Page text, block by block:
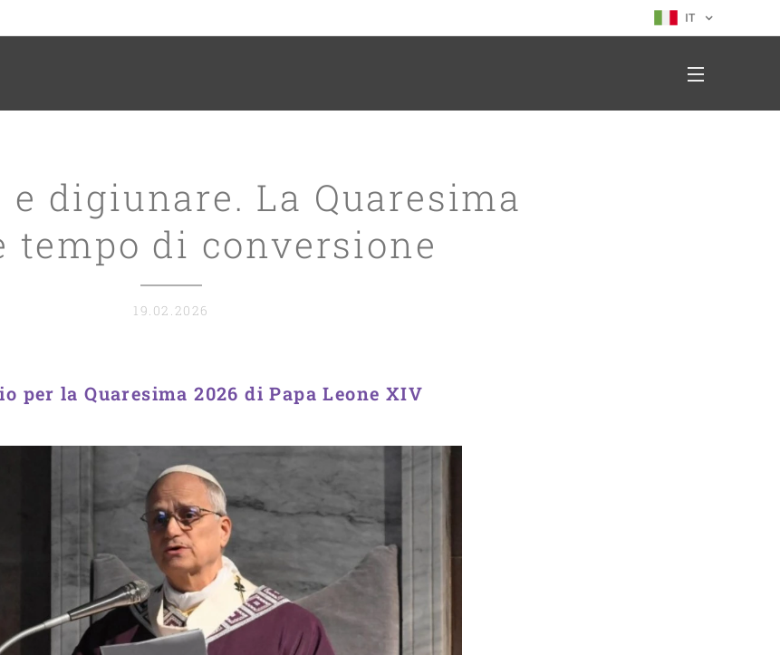
IT
digiunare. La Quaresima
tempo di conversione
19.02.2026
per la Quaresima 2026 di Papa Leone XIV